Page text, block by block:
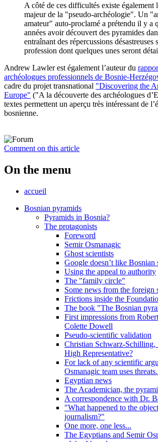
A côté de ces difficultés existe également
majeur de la "pseudo-archéologie". Un
amateur" auto-proclamé a prétendu il y a
années avoir découvert des pyramides
entraînant des répercussions désastreuses
profession dont quelques unes seront
Andrew Lawler est également l’auteur du
archéologues professionnels de Bosnie-
cadre du projet transnational "Discovering the
Europe" ("A la découverte des archéologues
textes permettent un aperçu très intéressant de
bosnienne.
Comment on this article
On the menu
accueil
Bosnian pyramids
Pyramids in Bosnia?
The protagonists
Foreword
Semir Osmanagic
Ghost scientists
Google doesn’t like Bosnian
Using the appeal to authority
The "family circle"
Some news from the foreign
Frictions inside the
The book "The Bosnian
First impressions from
Colette Dowell
Pseudo-scientific validation
Christian Schwarz-Schilling,
High Representative?
For lack of any scientific
Osmanagic team uses
Egyptian news
The Academician, the
A correspondence with Dr.
"What happened to the
journalism?"
One more, one less...
The Egyptians and Semir